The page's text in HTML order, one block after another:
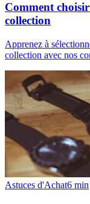
Comment
collection
Apprenez à
collection avec nos
Astuces d'Achat6 min